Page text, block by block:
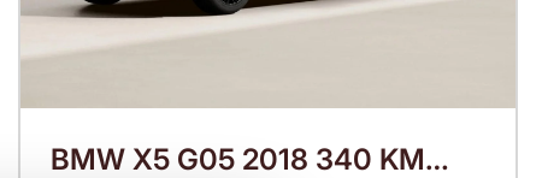
BMW X5 G05 2018 340 KM